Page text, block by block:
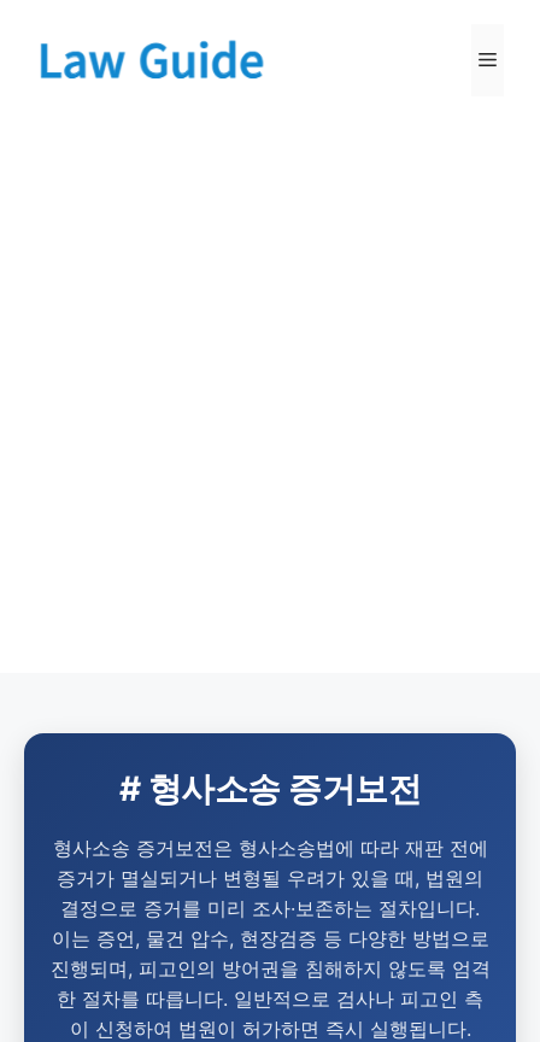
# 형사소송 증거보전
형사소송 증거보전은 형사소송법에 따라 재판 전에
증거가 멸실되거나 변형될 우려가 있을 때, 법원의
결정으로 증거를 미리 조사·보존하는 절차입니다.
이는 증언, 물건 압수, 현장검증 등 다양한 방법으로
진행되며, 피고인의 방어권을 침해하지 않도록 엄격
한 절차를 따릅니다. 일반적으로 검사나 피고인 측
이 신청하여 법원이 허가하면 즉시 실행됩니다.